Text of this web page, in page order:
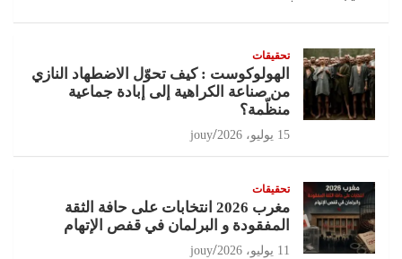
تحقيقات
الهولوكوست : كيف تحوّل الاضطهاد النازي
من صناعة الكراهية إلى إبادة جماعية
منظّمة؟
15 يوليو، 2026 jouy
تحقيقات
مغرب 2026 انتخابات على حافة الثقة
المفقودة و البرلمان في قفص الإتهام
11 يوليو، 2026 jouy